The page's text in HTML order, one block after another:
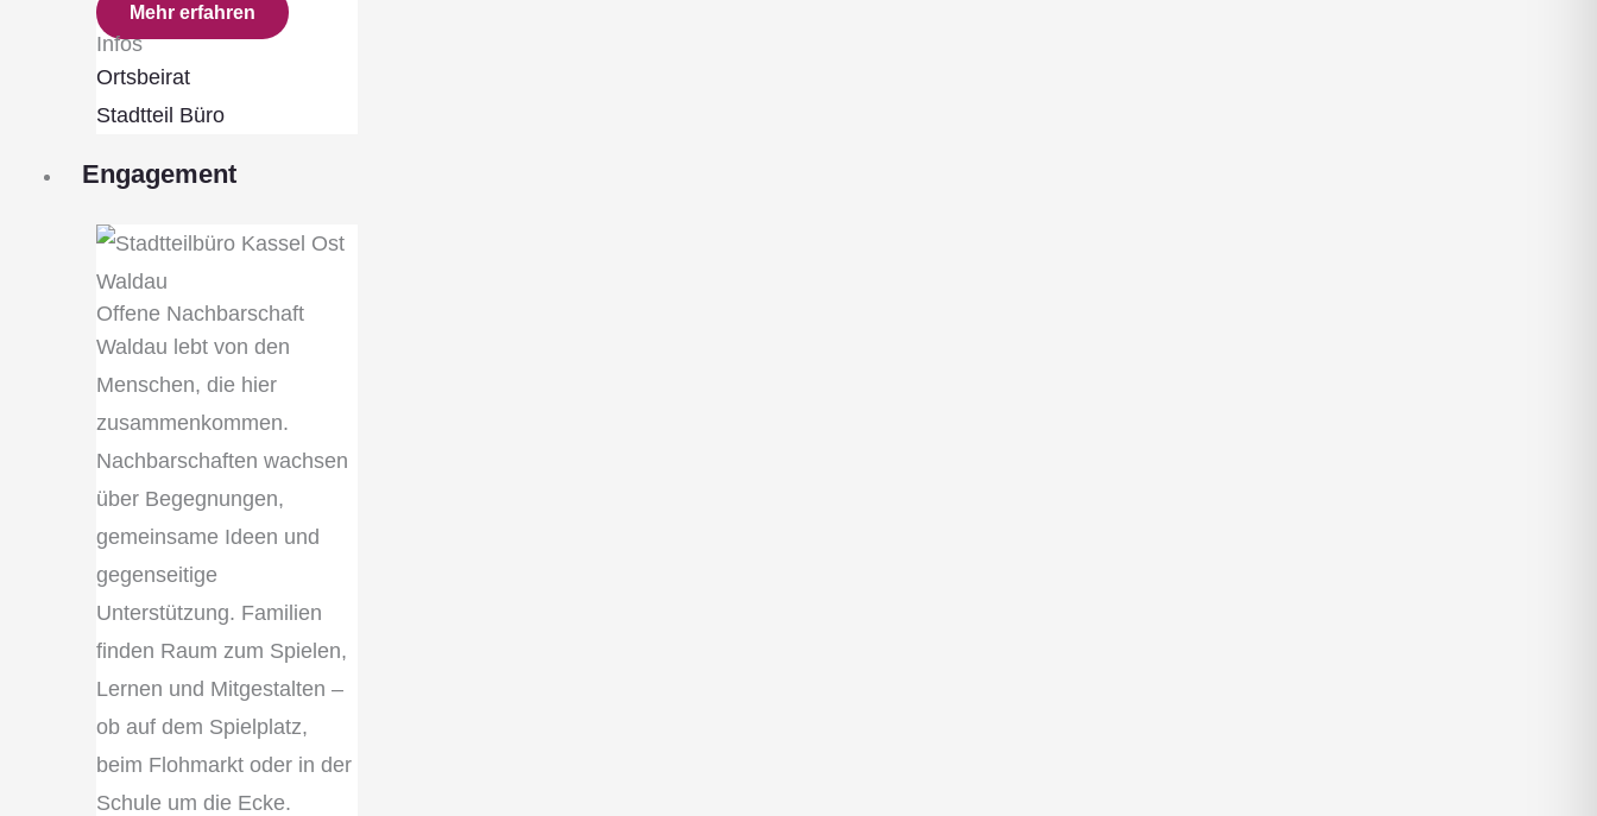
Mehr erfahren
Infos
Ortsbeirat
Stadtteil Büro
Engagement
Offene Nachbarschaft
Waldau lebt von den
Menschen, die hier
zusammenkommen.
Nachbarschaften wachsen
über Begegnungen,
gemeinsame Ideen und
gegenseitige
Unterstützung. Familien
finden Raum zum Spielen,
Lernen und Mitgestalten –
ob auf dem Spielplatz,
beim Flohmarkt oder in der
Schule um die Ecke.